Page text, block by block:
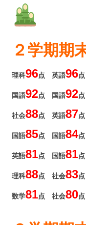
２学期期
理科96点 英語96
国語92点 国語92
社会88点 英語87
国語85点 国語84
英語81点 国語81
理科88点 社会83
数学81点 社会80点